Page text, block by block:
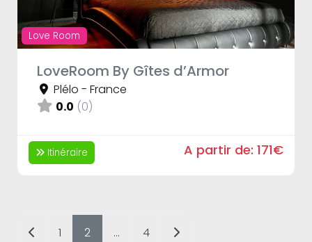
Love Room
LoveRoom By Gîtes d’Armor
Plélo - France
0.0 (0)
Itinéraire A partir de: 171€
Posts navigation
Newer posts
1 2 … 4 Older posts